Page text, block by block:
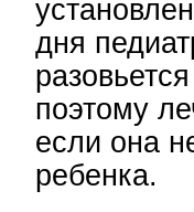
дня
поэтому
если она
ребенка.